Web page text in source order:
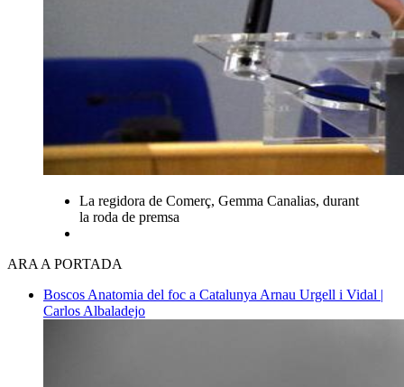
La regidora de Comerç, Gemma Canalias, durant
la roda de premsa
ARA A PORTADA
Boscos Anatomia del foc a Catalunya Arnau Urgell i Vidal |
Carlos Albaladejo